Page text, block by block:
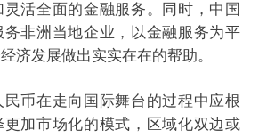
活全面的金融服务。同时，中国
非洲当地企业，以金融服务为平
济发展做出实实在在的帮助。
在走向国际舞台的过程中应根
加市场化的模式，区域化双边或